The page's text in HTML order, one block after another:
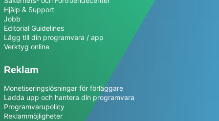
Hjälp & Support
Jobb
Editorial Guidelines
Lägg till din programvara / app
Verktyg online
Reklam
Monetiseringslösningar för förläggare
Ladda upp och hantera din programvara
Programvarupolicy
Reklammöjligheter